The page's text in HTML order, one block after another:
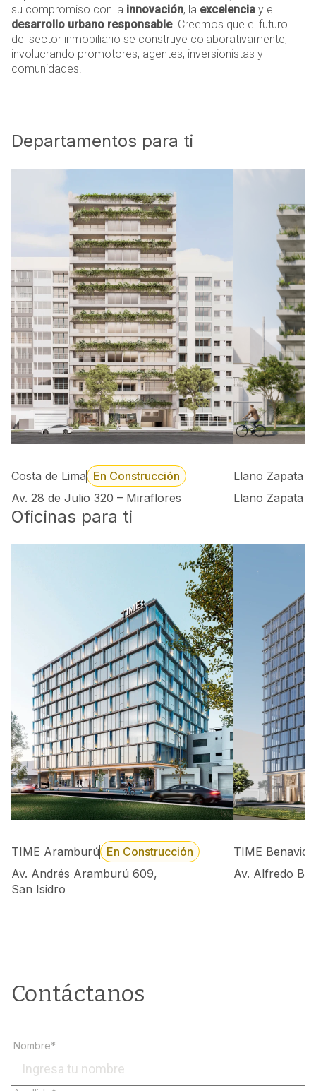
su compromiso con la innovación, la excelencia y el
desarrollo urbano responsable. Creemos que el futuro
del sector inmobiliario se construye colaborativamente,
involucrando promotores, agentes, inversionistas y
comunidades.
Departamentos para ti
Costa de Lima En Construcción
Av. 28 de Julio 320 – Miraflores
Llano Zapata
Llano Zapata
Oficinas para ti
TIME Aramburú En Construcción
Av. Andrés Aramburú 609,
San Isidro
TIME
Av. Alfredo
Contáctanos
Nombre*